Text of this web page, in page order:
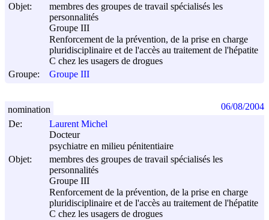
Objet:
membres des groupes de travail spécialisés les
personnalités
Groupe III
Renforcement de la prévention, de la prise en charge
pluridisciplinaire et de l'accès au traitement de l'hépatite
C chez les usagers de drogues
Groupe:
Groupe III
De:
Laurent Michel
Docteur
psychiatre en milieu pénitentiaire
Objet:
membres des groupes de travail spécialisés les
personnalités
Groupe III
Renforcement de la prévention, de la prise en charge
pluridisciplinaire et de l'accès au traitement de l'hépatite
C chez les usagers de drogues
nomination 06/08/2004